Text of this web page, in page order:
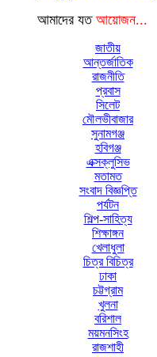
আমাদের যত আয়োজন...
জাতীয়
আন্তর্জাতিক
রাজনীতি
প্রবাস
সিলেট
মৌলভীবাজার
সুনামগঞ্জ
হবিগঞ্জ
এক্সক্লুসিভ
মতামত
সংবাদ বিজ্ঞপ্তি
পর্যটন
শিল্প-সাহিত্য
শিক্ষাঙ্গন
খেলাধুলা
চিত্র বিচিত্র
ঢাকা
চট্টগ্রাম
খুলনা
বরিশাল
ময়মনসিংহ
রাজশাহী